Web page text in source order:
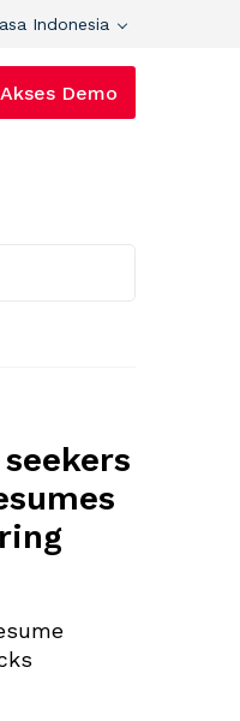
Indonesia
Demo